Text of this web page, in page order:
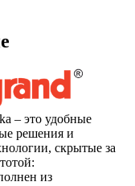
– это удобные
решения и
скрытые за
из